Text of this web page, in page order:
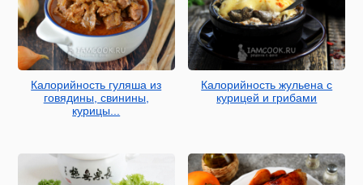
Калорийность гуляша из
говядины, свинины,
курицы...
Калорийность жульена с
курицей и грибами